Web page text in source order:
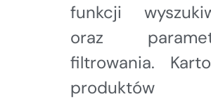
funkcji
oraz
filtrowania.
produktów